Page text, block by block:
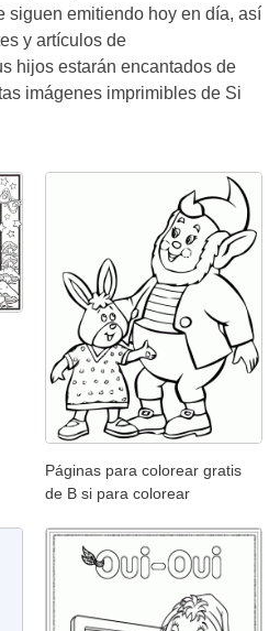
siguen emitiendo hoy en día, así
y artículos de
hijos estarán encantados de
imágenes imprimibles de Si
Páginas para colorear gratis
de B si para colorear